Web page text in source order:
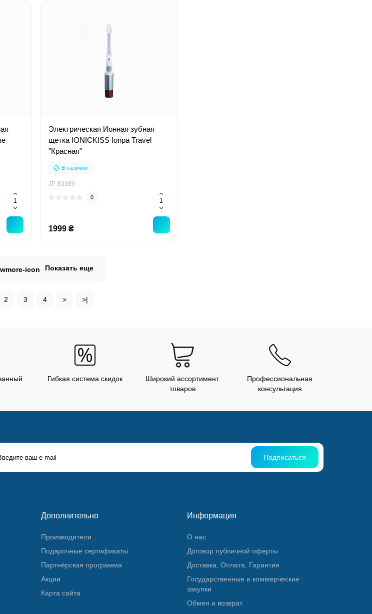
Электрическая Ионная зубная
щетка IONICKISS Ionpa Travel
"Красная"
В наличии
JP-83389
0
1999 ₴
Показать еще
2 3 4 > >|
Гибкая система скидок
Широкий ассортимент
товаров
Профессиональная
консультация
Подписаться
Дополнительно
Производители
Подарочные сертификаты
Партнёрская программа
Акции
Карта сайта
Информация
О нас
Договор публичной оферты
Доставка, Оплата, Гарантия
Государственные и коммерческие
закупки
Обмен и возврат